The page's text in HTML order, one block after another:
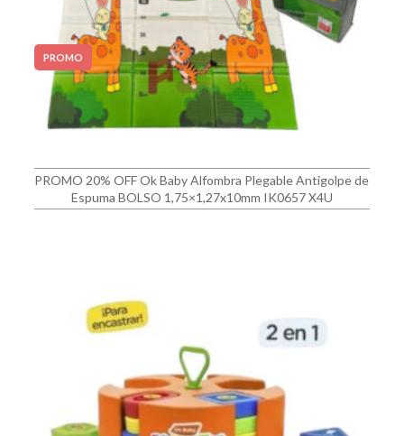
PROMO
PROMO 20% OFF Ok Baby Alfombra Plegable Antigolpe de
Espuma BOLSO 1,75×1,27x10mm IK0657 X4U